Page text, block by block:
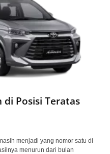
Posisi Teratas
menjadi yang nomor satu di
menurun dari bulan